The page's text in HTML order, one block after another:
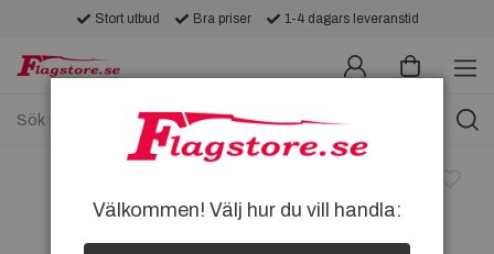
Stort utbud Bra priser 1-4 dagars leveranstid
Välkommen! Välj hur du vill handla: